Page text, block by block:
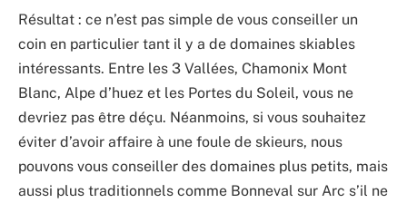
Résultat : ce n’est pas simple de vous conseiller un
coin en particulier tant il y a de domaines skiables
intéressants. Entre les 3 Vallées, Chamonix Mont
Blanc, Alpe d’huez et les Portes du Soleil, vous ne
devriez pas être déçu. Néanmoins, si vous souhaitez
éviter d’avoir affaire à une foule de skieurs, nous
pouvons vous conseiller des domaines plus petits, mais
aussi plus traditionnels comme Bonneval sur Arc s’il ne